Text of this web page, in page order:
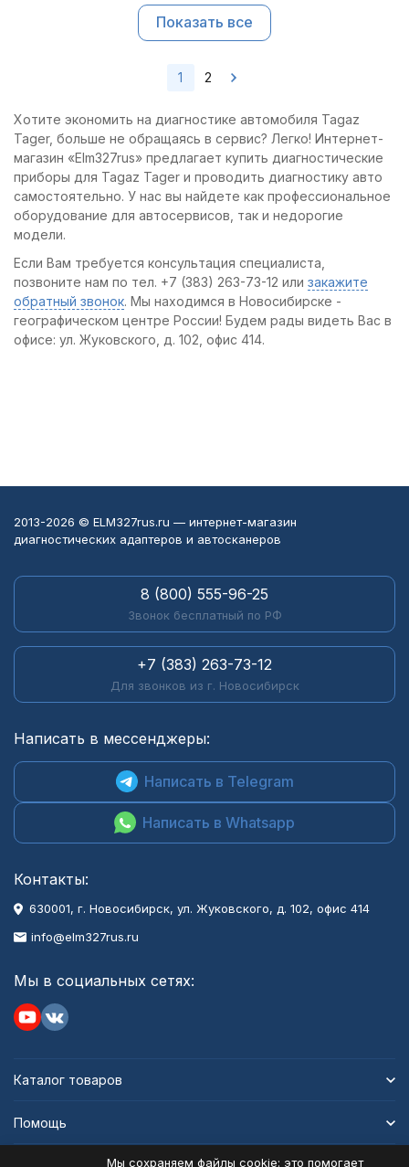
Показать все
1 2
Хотите экономить на диагностике автомобиля Tagaz
Tager, больше не обращаясь в сервис? Легко! Интернет-
магазин «Elm327rus» предлагает купить диагностические
приборы для Tagaz Tager и проводить диагностику авто
самостоятельно. У нас вы найдете как профессиональное
оборудование для автосервисов, так и недорогие
модели.
Если Вам требуется консультация специалиста,
позвоните нам по тел. +7 (383) 263-73-12 или закажите
обратный звонок. Мы находимся в Новосибирске -
географическом центре России! Будем рады видеть Вас в
офисе: ул. Жуковского, д. 102, офис 414.
2013-2026 © ELM327rus.ru — интернет-магазин
диагностических адаптеров и автосканеров
8 (800) 555-96-25
Звонок бесплатный по РФ
+7 (383) 263-73-12
Для звонков из г. Новосибирск
Написать в мессенджеры:
Написать в Telegram
Написать в Whatsapp
Контакты:
630001, г. Новосибирск, ул. Жуковского, д. 102, офис 414
info@elm327rus.ru
Мы в социальных сетях:
Каталог товаров
Помощь
Мы сохраняем файлы cookie: это помогает